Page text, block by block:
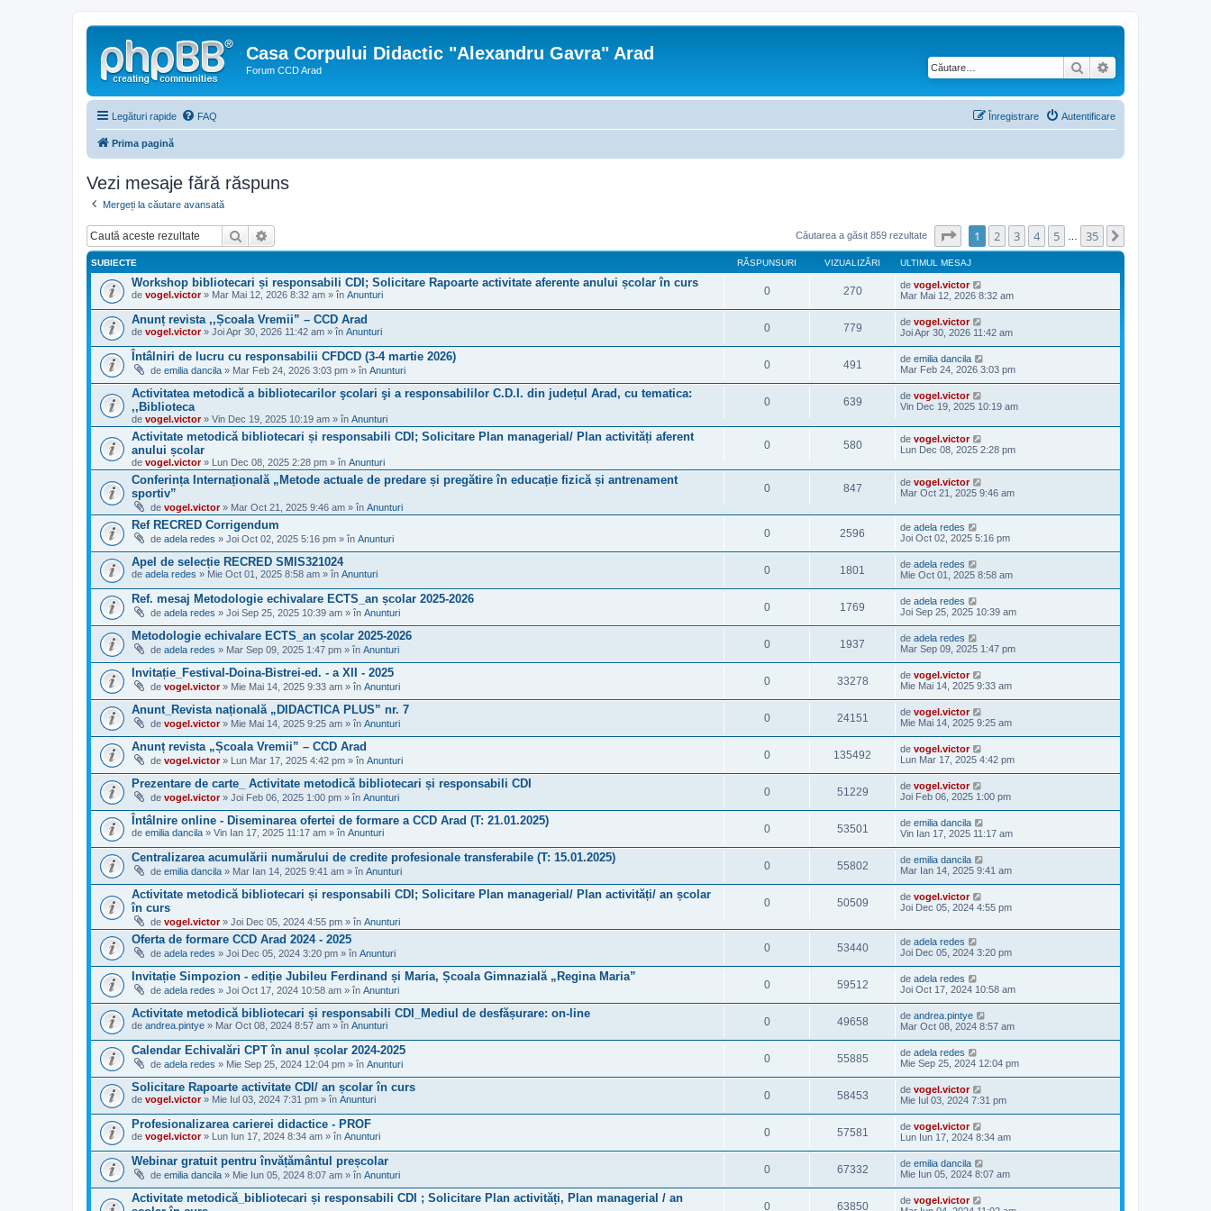
Casa Corpului Didactic "Alexandru Gavra" Arad
Forum CCD Arad Căutare
Legături rapide FAQ Autentificare
Înregistrare
Prima pagină
Vezi mesaje fără răspuns
Mergeți la căutare avansată
Căutare Căutarea a găsit 859 rezultate Pagina1 din 35
1 2 3 4 5 35
SUBIECTE RĂSPUNSURI VIZUALIZĂRI ULTIMUL MESAJ
Workshop bibliotecari și responsabili CDI; Solicitare Rapoarte activitate aferente anului școlar în curs
de vogel.victor» Mar Mai 12, 2026 8:32 am » în Anunturi 0 270 de vogel.victor
Mar Mai 12, 2026 8:32 am
Anunț revista ,,Școala Vremii” – CCD Arad
de vogel.victor» Joi Apr 30, 2026 11:42 am » în Anunturi 0 779 de vogel.victor
Joi Apr 30, 2026 11:42 am
Întâlniri de lucru cu responsabilii CFDCD (3-4 martie 2026)
de emilia dancila » Mar Feb 24, 2026 3:03 pm » în Anunturi 0 491 de emilia dancila
Mar Feb 24, 2026 3:03 pm
Activitatea metodică a bibliotecarilor şcolari şi a responsabililor C.D.I. din județul Arad, cu tematica:
,,Biblioteca
de vogel.victor» Vin Dec 19, 2025 10:19 am » în Anunturi
0 639 de vogel.victor
Vin Dec 19, 2025 10:19 am
Activitate metodică bibliotecari și responsabili CDI; Solicitare Plan managerial/ Plan activități aferent
anului școlar
de vogel.victor» Lun Dec 08, 2025 2:28 pm » în Anunturi
0 580 de vogel.victor
Lun Dec 08, 2025 2:28 pm
Conferința Internațională „Metode actuale de predare și pregătire în educație fizică și antrenament
sportiv”
de vogel.victor» Mar Oct 21, 2025 9:46 am » în Anunturi
0 847 de vogel.victor
Mar Oct 21, 2025 9:46 am
Ref RECRED Corrigendum
de adela redes » Joi Oct 02, 2025 5:16 pm » în Anunturi 0 2596 de adela redes
Joi Oct 02, 2025 5:16 pm
Apel de selecție RECRED SMIS321024
de adela redes » Mie Oct 01, 2025 8:58 am » în Anunturi 0 1801 de adela redes
Mie Oct 01, 2025 8:58 am
Ref. mesaj Metodologie echivalare ECTS_an școlar 2025-2026
de adela redes » Joi Sep 25, 2025 10:39 am » în Anunturi 0 1769 de adela redes
Joi Sep 25, 2025 10:39 am
Metodologie echivalare ECTS_an școlar 2025-2026
de adela redes » Mar Sep 09, 2025 1:47 pm » în Anunturi 0 1937 de adela redes
Mar Sep 09, 2025 1:47 pm
Invitație_Festival-Doina-Bistrei-ed. - a XII - 2025
de vogel.victor» Mie Mai 14, 2025 9:33 am » în Anunturi 0 33278 de vogel.victor
Mie Mai 14, 2025 9:33 am
Anunt_Revista națională „DIDACTICA PLUS” nr. 7
de vogel.victor» Mie Mai 14, 2025 9:25 am » în Anunturi 0 24151 de vogel.victor
Mie Mai 14, 2025 9:25 am
Anunț revista „Școala Vremii” – CCD Arad
de vogel.victor» Lun Mar 17, 2025 4:42 pm » în Anunturi 0 135492 de vogel.victor
Lun Mar 17, 2025 4:42 pm
Prezentare de carte_ Activitate metodică bibliotecari și responsabili CDI
de vogel.victor» Joi Feb 06, 2025 1:00 pm » în Anunturi 0 51229 de vogel.victor
Joi Feb 06, 2025 1:00 pm
Întâlnire online - Diseminarea ofertei de formare a CCD Arad (T: 21.01.2025)
de emilia dancila » Vin Ian 17, 2025 11:17 am » în Anunturi 0 53501 de emilia dancila
Vin Ian 17, 2025 11:17 am
Centralizarea acumulării numărului de credite profesionale transferabile (T: 15.01.2025)
de emilia dancila » Mar Ian 14, 2025 9:41 am » în Anunturi 0 55802 de emilia dancila
Mar Ian 14, 2025 9:41 am
Activitate metodică bibliotecari și responsabili CDI; Solicitare Plan managerial/ Plan activități/ an școlar
în curs
de vogel.victor» Joi Dec 05, 2024 4:55 pm » în Anunturi
0 50509 de vogel.victor
Joi Dec 05, 2024 4:55 pm
Oferta de formare CCD Arad 2024 - 2025
de adela redes » Joi Dec 05, 2024 3:20 pm » în Anunturi 0 53440 de adela redes
Joi Dec 05, 2024 3:20 pm
Invitație Simpozion - ediție Jubileu Ferdinand și Maria, Școala Gimnazială „Regina Maria”
de adela redes » Joi Oct 17, 2024 10:58 am » în Anunturi 0 59512 de adela redes
Joi Oct 17, 2024 10:58 am
Activitate metodică bibliotecari și responsabili CDI_Mediul de desfășurare: on-line
de andrea.pintye » Mar Oct 08, 2024 8:57 am » în Anunturi 0 49658 de andrea.pintye
Mar Oct 08, 2024 8:57 am
Calendar Echivalări CPT în anul școlar 2024-2025
de adela redes » Mie Sep 25, 2024 12:04 pm » în Anunturi 0 55885 de adela redes
Mie Sep 25, 2024 12:04 pm
Solicitare Rapoarte activitate CDI/ an școlar în curs
de vogel.victor» Mie Iul 03, 2024 7:31 pm » în Anunturi 0 58453 de vogel.victor
Mie Iul 03, 2024 7:31 pm
Profesionalizarea carierei didactice - PROF
de vogel.victor» Lun Iun 17, 2024 8:34 am » în Anunturi 0 57581 de vogel.victor
Lun Iun 17, 2024 8:34 am
Webinar gratuit pentru învățământul preșcolar
de emilia dancila » Mie Iun 05, 2024 8:07 am » în Anunturi 0 67332 de emilia dancila
Mie Iun 05, 2024 8:07 am
Activitate metodică_bibliotecari și responsabili CDI ; Solicitare Plan activități, Plan managerial / an
0 63850 de vogel.victor